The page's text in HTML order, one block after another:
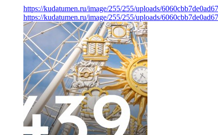
https://kudatumen.ru/image/255/255/uploads/
https://kudatumen.ru/image/255/255/uploads/